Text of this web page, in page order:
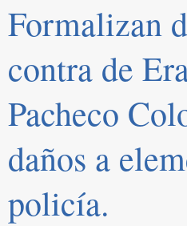
Formalizan
contra de
Pacheco
daños a
policía.